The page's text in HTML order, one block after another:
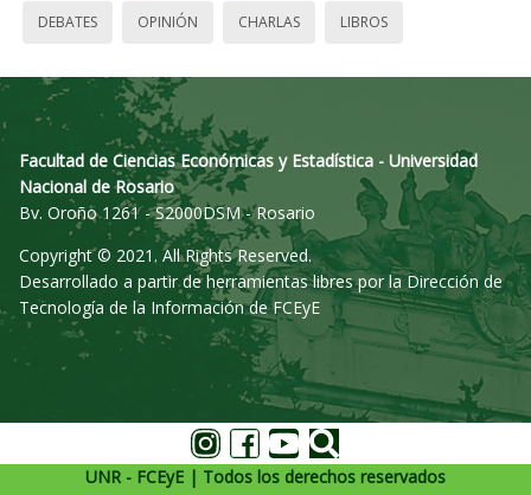
DEBATES OPINIÓN CHARLAS LIBROS
Facultad de Ciencias Económicas y Estadística - Universidad
Nacional de Rosario
Bv. Oroño 1261 - S2000DSM - Rosario
Copyright © 2021. All Rights Reserved.
Desarrollado a partir de herramientas libres por la Dirección de
Tecnología de la Información de FCEyE
UNR - FCEyE | Todos los derechos reservados